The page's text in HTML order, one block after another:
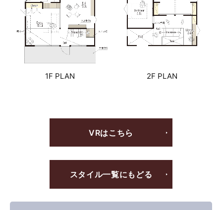
1F PLAN 2F PLAN
VRはこちら
スタイル一覧にもどる